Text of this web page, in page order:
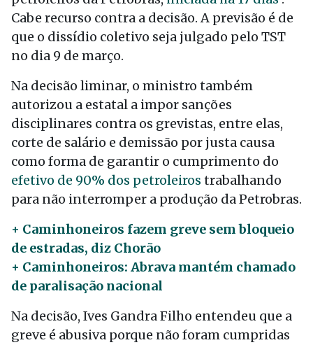
Cabe recurso contra a decisão. A previsão é de
que o dissídio coletivo seja julgado pelo TST
no dia 9 de março.
Na decisão liminar, o ministro também
autorizou a estatal a impor sanções
disciplinares contra os grevistas, entre elas,
corte de salário e demissão por justa causa
como forma de garantir o cumprimento do
efetivo de 90% dos petroleiros trabalhando
para não interromper a produção da Petrobras.
+ Caminhoneiros fazem greve sem bloqueio
de estradas, diz Chorão
+ Caminhoneiros: Abrava mantém chamado
de paralisação nacional
Na decisão, Ives Gandra Filho entendeu que a
greve é abusiva porque não foram cumpridas